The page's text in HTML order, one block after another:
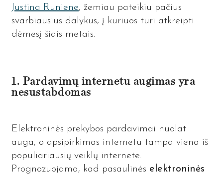
Justina Runiene, žemiau pateikiu pačius
svarbiausius dalykus, į kuriuos turi atkreipti
dėmesį šiais metais.
1. Pardavimų internetu augimas yra
nesustabdomas
Elektroninės prekybos pardavimai nuolat
auga, o apsipirkimas internetu tampa viena iš
populiariausių veiklų internete.
Prognozuojama, kad pasaulinės elektroninės